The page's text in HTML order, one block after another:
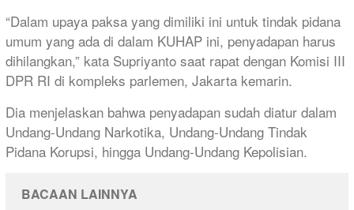
“Dalam upaya paksa yang dimiliki ini untuk tindak pidana
umum yang ada di dalam KUHAP ini, penyadapan harus
dihilangkan,” kata Supriyanto saat rapat dengan Komisi III
DPR RI di kompleks parlemen, Jakarta kemarin.
Dia menjelaskan bahwa penyadapan sudah diatur dalam
Undang-Undang Narkotika, Undang-Undang Tindak
Pidana Korupsi, hingga Undang-Undang Kepolisian.
BACAAN LAINNYA